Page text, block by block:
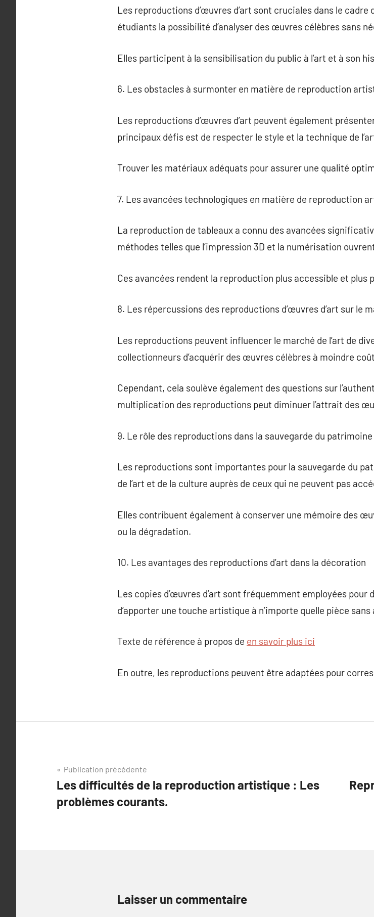
Les reproductions d’œuvres d’art sont cruciales dans le
étudiants la possibilité d’analyser des œuvres célèbres sans
Elles participent à la sensibilisation du public à l’art et à son
6. Les obstacles à surmonter en matière de reproduction
Les reproductions d’œuvres d’art peuvent également
principaux défis est de respecter le style et la technique de
Trouver les matériaux adéquats pour assurer une qualité
7. Les avancées technologiques en matière de reproduction
La reproduction de tableaux a connu des avancées
méthodes telles que l’impression 3D et la numérisation
Ces avancées rendent la reproduction plus accessible et plus
8. Les répercussions des reproductions d’œuvres d’art sur le
Les reproductions peuvent influencer le marché de l’art de
collectionneurs d’acquérir des œuvres célèbres à moindre
Cependant, cela soulève également des questions sur
multiplication des reproductions peut diminuer l’attrait des
9. Le rôle des reproductions dans la sauvegarde du
Les reproductions sont importantes pour la sauvegarde du
de l’art et de la culture auprès de ceux qui ne peuvent pas
Elles contribuent également à conserver une mémoire des
ou la dégradation.
10. Les avantages des reproductions d’art dans la décoration
Les copies d’œuvres d’art sont fréquemment employées
d’apporter une touche artistique à n’importe quelle pièce
Texte de référence à propos de en savoir plus ici
En outre, les reproductions peuvent être adaptées pour
Navigation
de
l’article
Publication précédente
Les difficultés de la reproduction artistique : Les
problèmes courants.
Laisser un commentaire